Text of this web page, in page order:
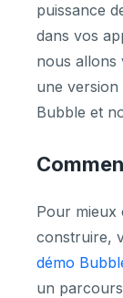
puissance
dans vos
nous allons
une version
Bubble et
Pour mieux
construire,
démo
un